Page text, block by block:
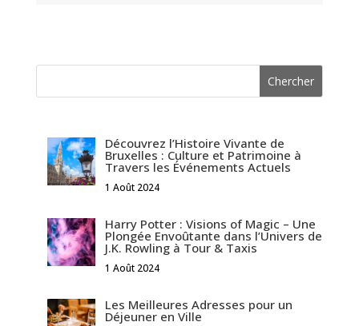
Découvrez l’Histoire Vivante de
Bruxelles : Culture et Patrimoine à
Travers les Événements Actuels
1 Août 2024
Harry Potter : Visions of Magic – Une
Plongée Envoûtante dans l’Univers de
J.K. Rowling à Tour & Taxis
1 Août 2024
Les Meilleures Adresses pour un
Déjeuner en Ville